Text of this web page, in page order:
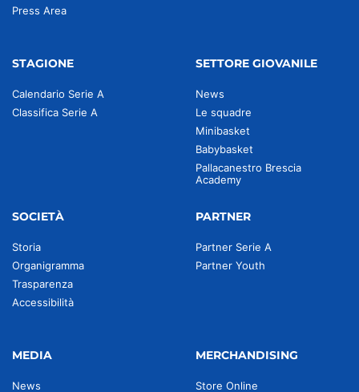
Press Area
STAGIONE
Calendario Serie A
Classifica Serie A
SETTORE GIOVANILE
News
Le squadre
Minibasket
Babybasket
Pallacanestro Brescia
Academy
SOCIETÀ
Storia
Organigramma
Trasparenza
Accessibilità
PARTNER
Partner Serie A
Partner Youth
MEDIA
News
MERCHANDISING
Store Online